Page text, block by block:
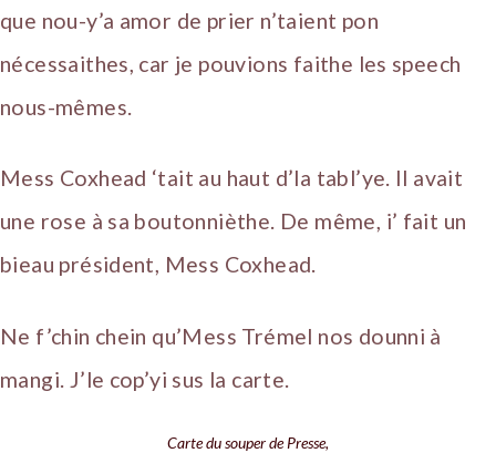
que nou-y’a amor de prier n’taient pon
nécessaithes, car je pouvions faithe les speech
nous-mêmes.
Mess Coxhead ‘tait au haut d’la tabl’ye. Il avait
une rose à sa boutonnièthe. De même, i’ fait un
bieau président, Mess Coxhead.
Ne f’chin chein qu’Mess Trémel nos dounni à
mangi. J’le cop’yi sus la carte.
Carte du souper de Presse,